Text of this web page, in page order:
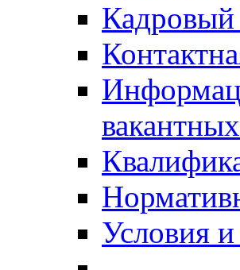
Кадровый
Условия и